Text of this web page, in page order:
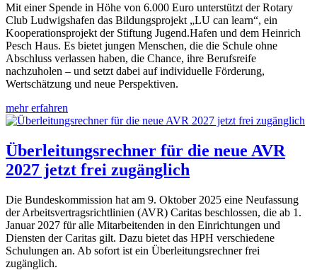
Mit einer Spende in Höhe von 6.000 Euro unterstützt der Rotary
Club Ludwigshafen das Bildungsprojekt „LU can learn“, ein
Kooperationsprojekt der Stiftung Jugend.Hafen und dem Heinrich
Pesch Haus. Es bietet jungen Menschen, die die Schule ohne
Abschluss verlassen haben, die Chance, ihre Berufsreife
nachzuholen – und setzt dabei auf individuelle Förderung,
Wertschätzung und neue Perspektiven.
mehr erfahren
Überleitungsrechner für die neue AVR
2027 jetzt frei zugänglich
Die Bundeskommission hat am 9. Oktober 2025 eine Neufassung
der Arbeitsvertragsrichtlinien (AVR) Caritas beschlossen, die ab 1.
Januar 2027 für alle Mitarbeitenden in den Einrichtungen und
Diensten der Caritas gilt. Dazu bietet das HPH verschiedene
Schulungen an. Ab sofort ist ein Überleitungsrechner frei
zugänglich.